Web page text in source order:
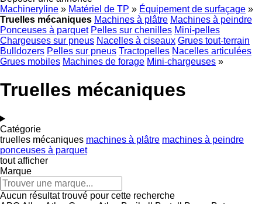
Machineryline » Matériel de TP » Équipement de surfaçage »
Truelles mécaniques Machines à plâtre Machines à peindre
Ponceuses à parquet Pelles sur chenilles Mini-pelles
Chargeuses sur pneus Nacelles à ciseaux Grues tout-terrain
Bulldozers Pelles sur pneus Tractopelles Nacelles articulées
Grues mobiles Machines de forage Mini-chargeuses »
Truelles mécaniques
Catégorie
truelles mécaniques machines à plâtre machines à peindre
ponceuses à parquet
tout afficher
Marque
Aucun résultat trouvé pour cette recherche